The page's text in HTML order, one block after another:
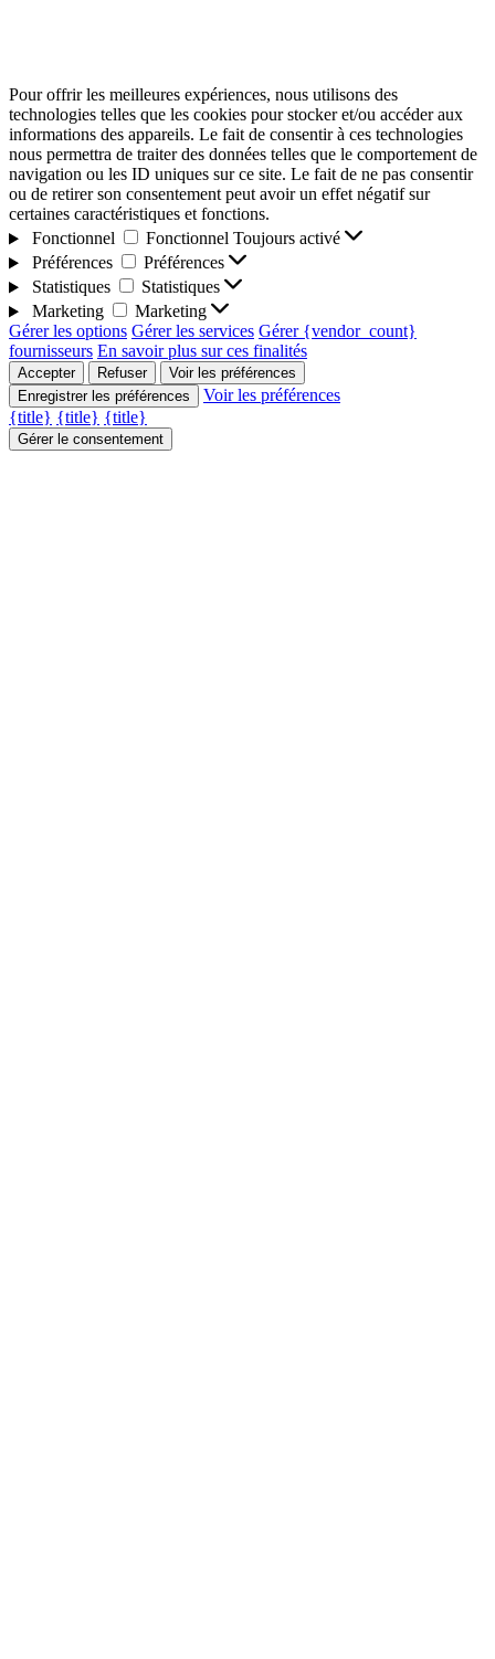
Pour offrir les meilleures expériences, nous utilisons des
technologies telles que les cookies pour stocker et/ou accéder aux
informations des appareils. Le fait de consentir à ces technologies
nous permettra de traiter des données telles que le comportement de
navigation ou les ID uniques sur ce site. Le fait de ne pas consentir
ou de retirer son consentement peut avoir un effet négatif sur
certaines caractéristiques et fonctions.
Fonctionnel
Fonctionnel Toujours activé
Préférences
Préférences
Statistiques
Statistiques
Marketing
Marketing
Gérer les options Gérer les services Gérer {vendor_count}
fournisseurs En savoir plus sur ces finalités
Accepter Refuser
Voir les préférences
Enregistrer les préférences
Voir les préférences
{title} {title} {title}
Gérer le consentement